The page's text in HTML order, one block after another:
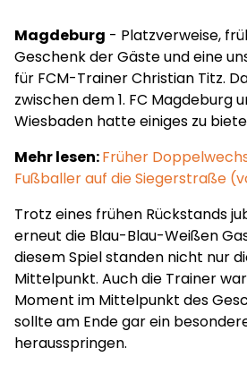
Magdeburg - Platzverweise,
Geschenk der Gäste und eine
für FCM-Trainer Christian Titz.
zwischen dem 1. FC Magdeburg
Wiesbaden hatte einiges zu
Mehr lesen:Früher
Fußballer auf die Siegerstraße
Trotz eines frühen Rückstands
erneut die Blau-Blau-Weißen
diesem Spiel standen nicht nur
Mittelpunkt. Auch die Trainer
Moment im Mittelpunkt des
sollte am Ende gar ein
herausspringen.